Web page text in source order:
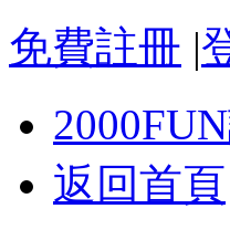
免費註冊 |
返回首頁